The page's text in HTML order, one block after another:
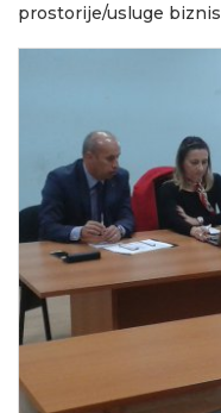
prostorije/usluge biznis